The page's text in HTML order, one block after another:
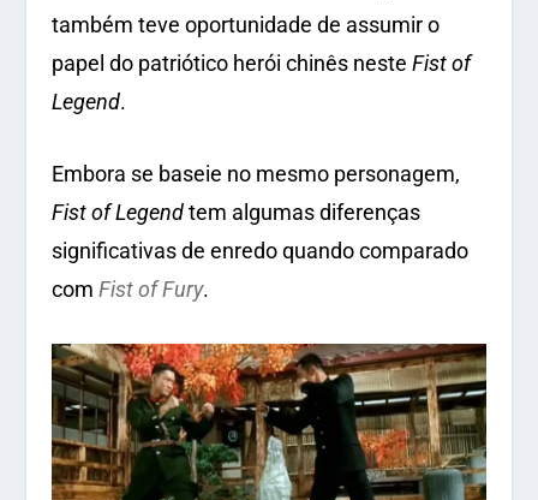
também teve oportunidade de assumir o
papel do patriótico herói chinês neste Fist of
Legend.
Embora se baseie no mesmo personagem,
Fist of Legendtem algumas diferenças
significativas de enredo quando comparado
com Fist of Fury.